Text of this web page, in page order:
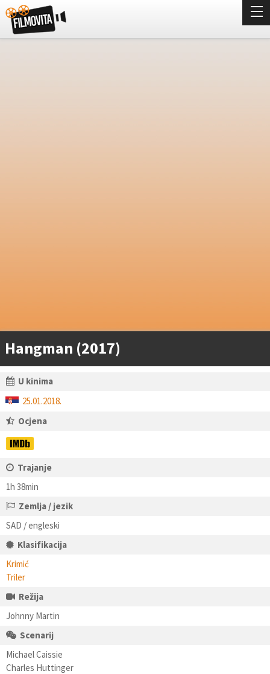
Hangman (2017)
U kinima
25.01.2018.
Ocjena
Trajanje
1h 38min
Zemlja / jezik
SAD / engleski
Klasifikacija
Krimić
Triler
Režija
Johnny Martin
Scenarij
Michael Caissie
Charles Huttinger